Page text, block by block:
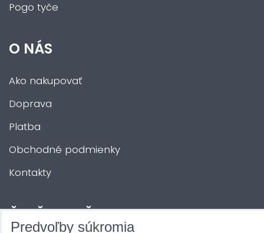
Pogo tyče
O NÁS
Ako nakupovať
Doprava
Platba
Obchodné podmienky
Kontakty
ĎALŠIE SLUŽBY
Predvoľby súkromia